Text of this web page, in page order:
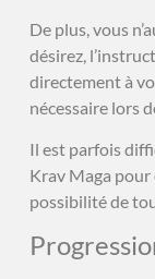
De plus, vous
désirez,
directement à
nécessaire lors
Il est parfois
Krav Maga pour
possibilité de